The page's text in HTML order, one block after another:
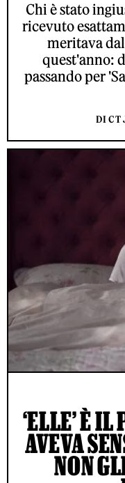
Chi è stato
ricevuto
meritava
quest'anno:
passando per
DI CT
‘ELLE’ È
AVEVA
NON